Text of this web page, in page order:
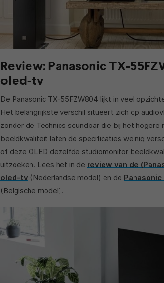
Review: Panasonic TX-
oled-tv
De Panasonic TX-55FZW804 lijkt in veel
Het belangrijkste verschil situeert zich op
zonder de Technics soundbar die bij het hogere
beeldkwaliteit laten de specificaties weinig
of deze OLED dezelfde studiomonitor
uitzoeken. Lees het in de review van de
oled-tv (Nederlandse model) en de
(Belgische model).